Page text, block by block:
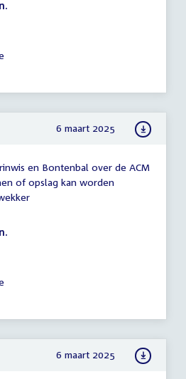
6 maart 2025
en Bontenbal over de ACM
of opslag kan worden
6 maart 2025